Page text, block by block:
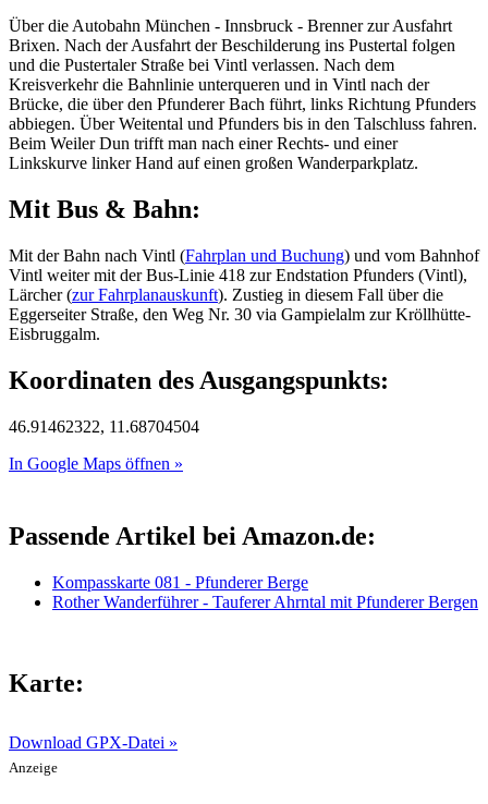
Über die Autobahn München - Innsbruck - Brenner zur Ausfahrt
Brixen. Nach der Ausfahrt der Beschilderung ins Pustertal folgen
und die Pustertaler Straße bei Vintl verlassen. Nach dem
Kreisverkehr die Bahnlinie unterqueren und in Vintl nach der
Brücke, die über den Pfunderer Bach führt, links Richtung Pfunders
abbiegen. Über Weitental und Pfunders bis in den Talschluss fahren.
Beim Weiler Dun trifft man nach einer Rechts- und einer
Linkskurve linker Hand auf einen großen Wanderparkplatz.
Mit Bus & Bahn:
Mit der Bahn nach Vintl (Fahrplan und Buchung) und vom Bahnhof
Vintl weiter mit der Bus-Linie 418 zur Endstation Pfunders (Vintl),
Lärcher (zur Fahrplanauskunft). Zustieg in diesem Fall über die
Eggerseiter Straße, den Weg Nr. 30 via Gampielalm zur Kröllhütte-
Eisbruggalm.
Koordinaten des Ausgangspunkts:
46.91462322, 11.68704504
In Google Maps öffnen »
Passende Artikel bei Amazon.de:
Kompasskarte 081 - Pfunderer Berge
Rother Wanderführer - Tauferer Ahrntal mit Pfunderer Bergen
Karte:
Download GPX-Datei »
Anzeige